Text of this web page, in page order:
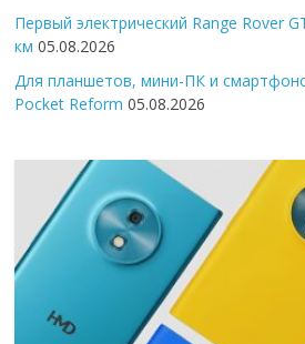
Первый электрический Range Rover
км 05.08.2026
Для планшетов, мини-ПК и
Pocket Reform 05.08.2026